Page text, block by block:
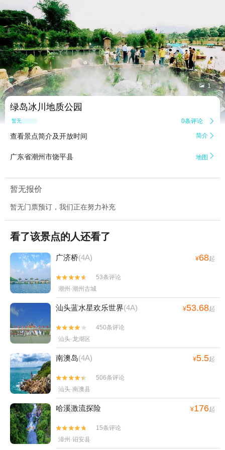
 1
绿岛冰川地质公园
暂无点评 0条评论 
查看景点简介及开放时间 简介 
广东省潮州市饶平县 地图 
暂无报价
暂无门票预订，我们正在努力补充
看了该景点的人还看了
广济桥(4A) ¥68起


53条评论
潮州·潮州古城
汕头蓝水星欢乐世界(4A) ¥53.68起


450条评论
汕头·龙湖区
南澳岛(4A) ¥5.5起


506条评论
汕头·南澳县
哈溪激流探险 ¥176起


15条评论
漳州·诏安县
